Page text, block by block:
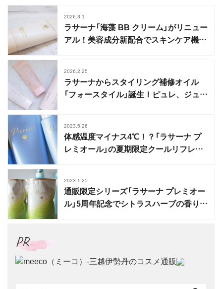
2026.3.1
ラサーナ「海藻 BB クリーム」がリニュー
アル！美容成分新配合でスキンケア機能
2026.2.25
ラサーナからスタイリング補修オイル
「フォースタイル」誕生！ピュレ、ジュ
2023.5.26
体感温度マイナス4℃！？「ラサーナ プ
レミオール」の夏期限定クールリフレッ
2023.1.25
通販限定シリーズ「ラサーナ プレミオー
ル」5周年記念でシトラスハーブの香りが
PR